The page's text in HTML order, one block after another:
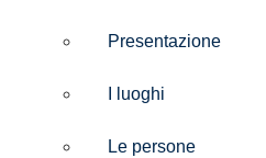
Presentazione
I luoghi
Le persone